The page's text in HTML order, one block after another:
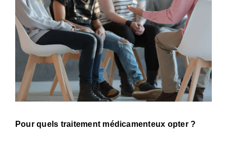
Pour quels traitement médicamenteux opter ?